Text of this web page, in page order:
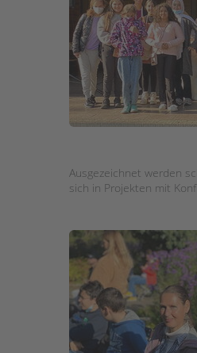
Ausgezeichnet werden
sich in Projekten mit